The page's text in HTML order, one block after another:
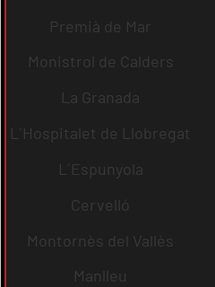
Premià de Mar
Monistrol de Calders
La Granada
L´Hospitalet de Llobregat
L´Espunyola
Cervelló
Montornès del Vallès
Manlleu